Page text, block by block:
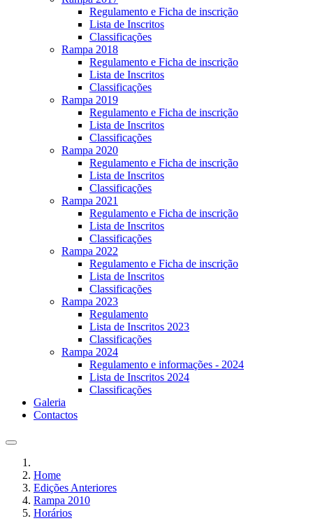
Regulamento e Ficha de inscrição
Lista de Inscritos
Classificações
Rampa 2018
Regulamento e Ficha de inscrição
Lista de Inscritos
Classificações
Rampa 2019
Regulamento e Ficha de inscrição
Lista de Inscritos
Classificações
Rampa 2020
Regulamento e Ficha de inscrição
Lista de Inscritos
Classificações
Rampa 2021
Regulamento e Ficha de inscrição
Lista de Inscritos
Classificações
Rampa 2022
Regulamento e Ficha de inscrição
Lista de Inscritos
Classificações
Rampa 2023
Regulamento
Lista de Inscritos 2023
Classificações
Rampa 2024
Regulamento e informações - 2024
Lista de Inscritos 2024
Classificações
Galeria
Contactos
Home
Edições Anteriores
Rampa 2010
Horários